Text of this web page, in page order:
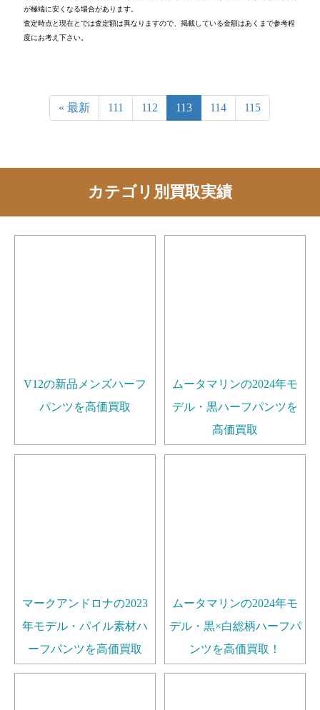
が極端に安くなる場合があります。
査定時点と現在とでは査定額は異なりますので、掲載している金額はあくまで参考程
度にお考え下さい。
« 最新 111 112 113 114 115
カテゴリ別買取実績
V12の新品メンズハーフ
パンツを高価買取
ムータマリンの2024年モ
デル・黒ハーフパンツを
高価買取
マークアンドロナの2023
年モデル・パイル素材ハ
ーフパンツを高価買取
ムータマリンの2024年モ
デル・黒×白総柄ハーフパ
ンツを高価買取！